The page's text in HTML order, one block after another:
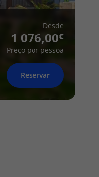
Desde
1 076,00
Preço por pessoa
Reservar